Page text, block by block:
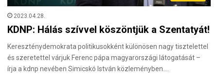
2023.04.28.
KDNP: Hálás szívvel köszöntjük a Szentatyát!
Kereszténydemokrata politikusokként különösen nagy tisztelettel
és szeretettel várjuk Ferenc pápa magyarországi látogatását –
írja a kdnp nevében Simicskó István közleményben.…